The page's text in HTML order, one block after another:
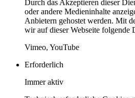
Durch das Akzeptieren dieser
oder andere Medieninhalte
Anbietern gehostet werden. Mit
wir auf dieser Webseite folgende
Vimeo, YouTube
Erforderlich
Immer aktiv